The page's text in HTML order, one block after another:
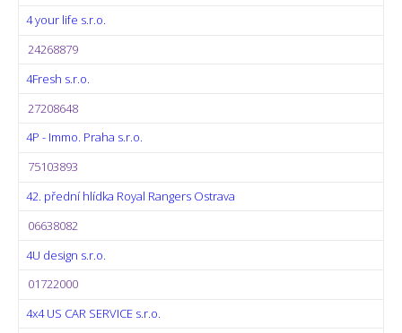
4 your life s.r.o.
24268879
4Fresh s.r.o.
27208648
4P - Immo. Praha s.r.o.
75103893
42. přední hlídka Royal Rangers Ostrava
06638082
4U design s.r.o.
01722000
4x4 US CAR SERVICE s.r.o.